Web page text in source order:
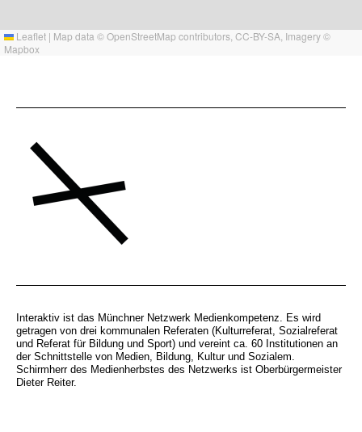
Leaflet | Map data ©OpenStreetMap contributors, CC-BY-SA , Imagery ©
Mapbox
Interaktiv ist das Münchner Netzwerk Medienkompetenz. Es wird
getragen von drei kommunalen Referaten (Kulturreferat, Sozialreferat
und Referat für Bildung und Sport) und vereint ca. 60 Institutionen an
der Schnittstelle von Medien, Bildung, Kultur und Sozialem.
Schirmherr des Medienherbstes des Netzwerks ist Oberbürgermeister
Dieter Reiter.